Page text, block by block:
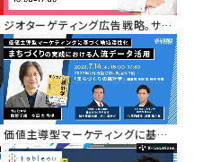
ジオターゲティング広告戦略。サー
ドパーティーCookieの廃止で注目
を集める代替技術としての位置情
報を活用した広告配信
価値主導型マーケティングに基づく
地域活性化